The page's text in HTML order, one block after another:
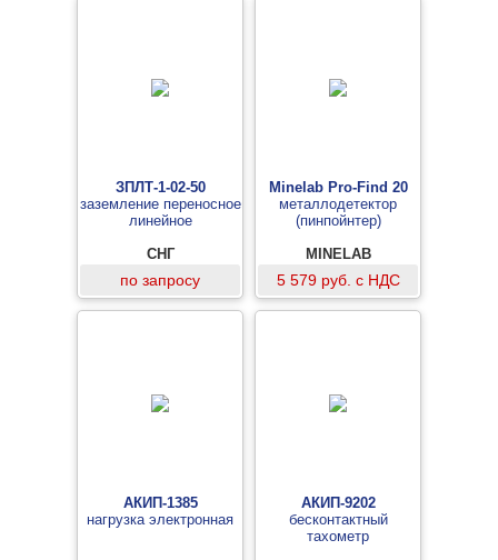
ЗПЛТ-1-02-50
заземление переносное
линейное
СНГ
по запросу
Minelab Pro-Find 20
металлодетектор
(пинпойнтер)
MINELAB
5 579 руб. с НДС
АКИП-1385
нагрузка электронная
АКИП-9202
бесконтактный
тахометр